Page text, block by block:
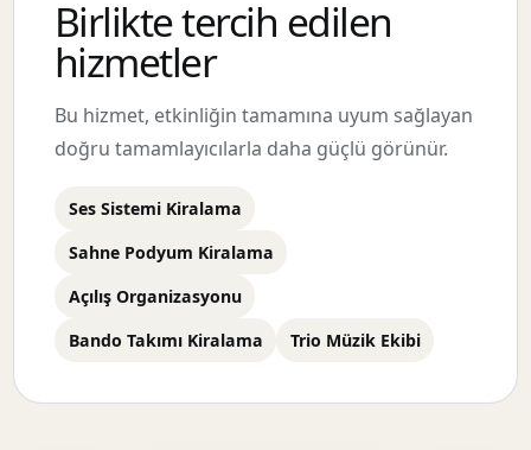
Birlikte tercih edilen
hizmetler
Bu hizmet, etkinliğin tamamına uyum sağlayan
doğru tamamlayıcılarla daha güçlü görünür.
Ses Sistemi Kiralama
Sahne Podyum Kiralama
Açılış Organizasyonu
Bando Takımı Kiralama
Trio Müzik Ekibi